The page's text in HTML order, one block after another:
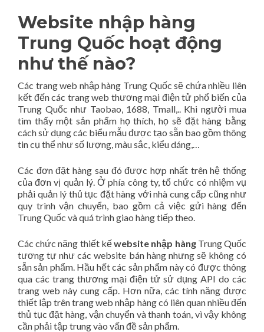
Website nhập hàng
Trung Quốc hoạt động
như thế nào?
Các trang web nhập hàng Trung Quốc sẽ chứa nhiều liên
kết đến các trang web thương mại điện tử phổ biến của
Trung Quốc như Taobao, 1688, Tmall,.. Khi người mua
tìm thấy một sản phẩm họ thích, họ sẽ đặt hàng bằng
cách sử dụng các biểu mẫu được tạo sẵn bao gồm thông
tin cụ thể như số lượng, màu sắc, kiểu dáng,…
Các đơn đặt hàng sau đó được hợp nhất trên hệ thống
của đơn vị quản lý. Ở phía công ty, tổ chức có nhiệm vụ
phải quản lý thủ tục đặt hàng với nhà cung cấp cũng như
quy trình vận chuyển, bao gồm cả việc gửi hàng đến
Trung Quốc và quá trình giao hàng tiếp theo.
Các chức năng thiết kếwebsite nhập hàngTrung Quốc
tương tự như các website bán hàng nhưng sẽ không có
sẵn sản phẩm. Hầu hết các sản phẩm này có được thông
qua các trang thương mại điện tử sử dụng API do các
trang web này cung cấp. Hơn nữa, các tính năng được
thiết lập trên trang web nhập hàng có liên quan nhiều đến
thủ tục đặt hàng, vận chuyển và thanh toán, vì vậy không
cần phải tập trung vào vấn đề sản phẩm.